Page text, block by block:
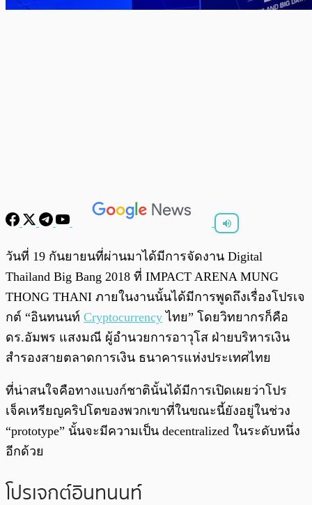
พร้อมเล่น
วันที่ 19 กันยายนที่ผ่านมาได้มีการจัดงาน Digital
Thailand Big Bang 2018 ที่ IMPACT ARENA MUNG
THONG THANI ภายในงานนั้นได้มีการพูดถึงเรื่องโปรเจ
กต์ “อินทนนท์ Cryptocurrency ไทย” โดยวิทยากรก็คือ
ดร.อัมพร แสงมณี ผู้อำนวยการอาวุโส ฝ่ายบริหารเงิน
สำรองสายตลาดการเงิน ธนาคารแห่งประเทศไทย
ที่น่าสนใจคือทางแบงก์ชาตินั้นได้มีการเปิดเผยว่าโปร
เจ็คเหรียญคริปโตของพวกเขาที่ในขณะนี้ยังอยู่ในช่วง
“prototype” นั้นจะมีความเป็น decentralized ในระดับหนึ่ง
อีกด้วย
โปรเจกต์อินทนนท์